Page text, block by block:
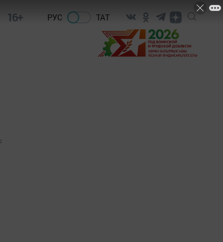
16+ РУС ТАТ
0